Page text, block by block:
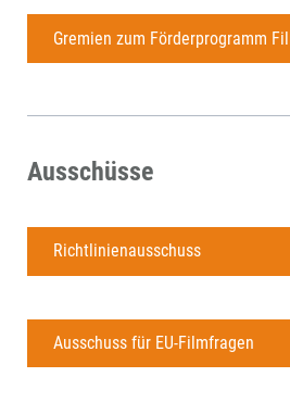
Gremien zum Förderprogramm
Ausschüsse
Richtlinienausschuss
Ausschuss für EU-Filmfragen